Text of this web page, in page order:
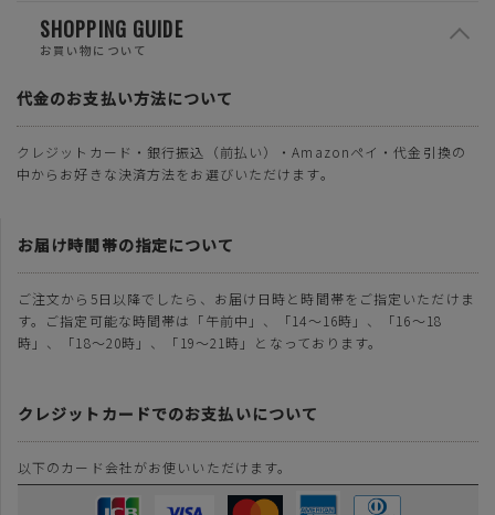
SHOPPING GUIDE
お買い物について
代金のお支払い方法について
クレジットカード・銀行振込（前払い）・Amazonペイ・代金引換の
中からお好きな決済方法をお選びいただけます。
お届け時間帯の指定について
ご注文から5日以降でしたら、お届け日時と時間帯をご指定いただけま
す。ご指定可能な時間帯は「午前中」、「14～16時」、「16～18
時」、「18～20時」、「19～21時」となっております。
クレジットカードでのお支払いについて
以下のカード会社がお使いいただけます。